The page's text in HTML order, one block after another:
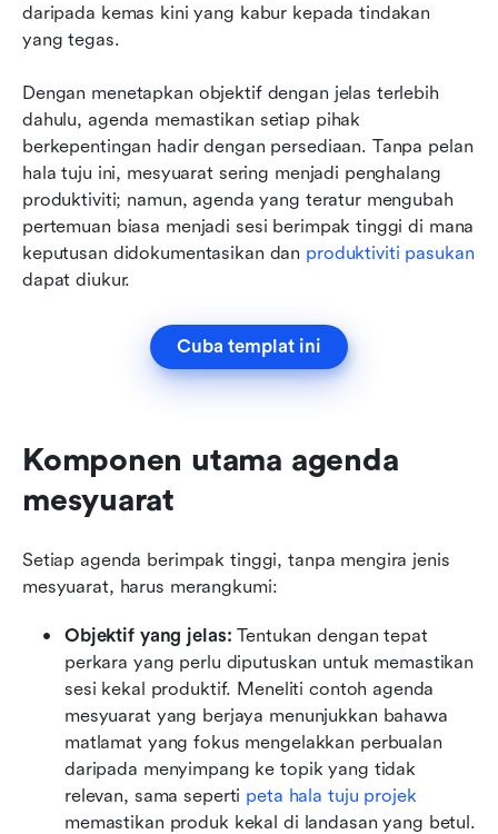
daripada kemas kini yang kabur kepada tindakan
yang tegas.
Dengan menetapkan objektif dengan jelas terlebih
dahulu, agenda memastikan setiap pihak
berkepentingan hadir dengan persediaan. Tanpa pelan
hala tuju ini, mesyuarat sering menjadi penghalang
produktiviti; namun, agenda yang teratur mengubah
pertemuan biasa menjadi sesi berimpak tinggi di mana
keputusan didokumentasikan dan produktiviti pasukan
dapat diukur.
Cuba templat ini
Komponen utama agenda
mesyuarat
Setiap agenda berimpak tinggi, tanpa mengira jenis
mesyuarat, harus merangkumi:
Objektif yang jelas: Tentukan dengan tepat
perkara yang perlu diputuskan untuk memastikan
sesi kekal produktif. Meneliti contoh agenda
mesyuarat yang berjaya menunjukkan bahawa
matlamat yang fokus mengelakkan perbualan
daripada menyimpang ke topik yang tidak
relevan, sama seperti peta hala tuju projek
memastikan produk kekal di landasan yang betul.